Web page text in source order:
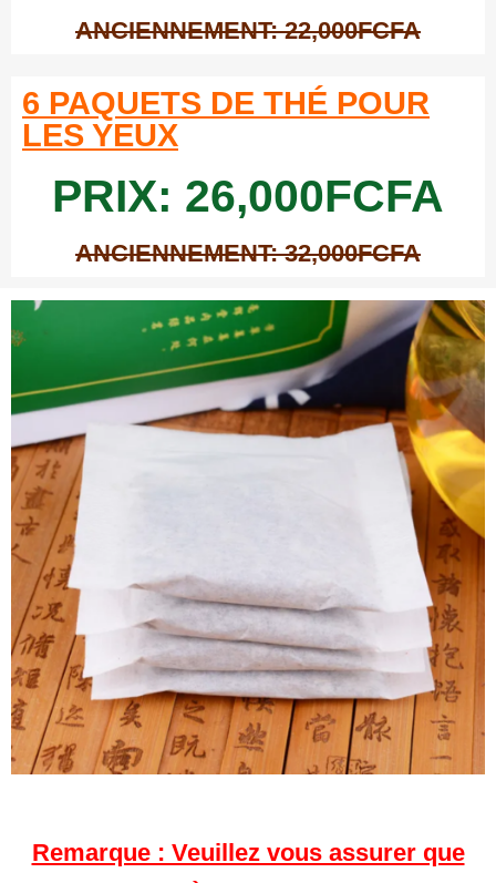
ANCIENNEMENT: 22,000FCFA
6 PAQUETS DE THÉ POUR
LES YEUX
PRIX: 26,000FCFA
ANCIENNEMENT: 32,000FCFA
Remarque : Veuillez vous assurer que